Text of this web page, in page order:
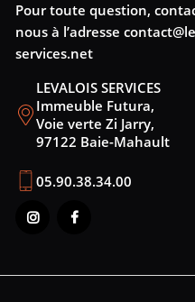
Pour toute question,
nous à l’adresse
services.net
LEVALOIS SERVICES
Immeuble Futura,
Voie verte Zi Jarry,
97122 Baie-Mahault
05.90.38.34.00